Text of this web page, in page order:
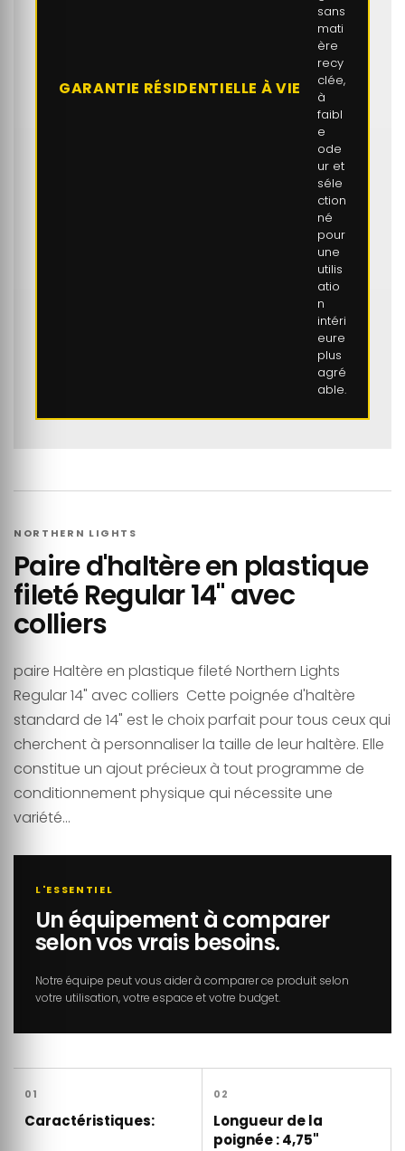
GARANTIE RÉSIDENTIELLE À VIE
sans
mati
ère
recy
clée,
à
faibl
e
ode
ur et
séle
ction
né
pour
une
utilis
atio
n
intéri
eure
plus
agré
able.
NORTHERN LIGHTS
Paire d'haltère en plastique
fileté Regular 14" avec
colliers
paire Haltère en plastique fileté Northern Lights
Regular 14" avec colliers Cette poignée d'haltère
standard de 14" est le choix parfait pour tous ceux qui
cherchent à personnaliser la taille de leur haltère. Elle
constitue un ajout précieux à tout programme de
conditionnement physique qui nécessite une
variété...
L'ESSENTIEL
Un équipement à comparer
selon vos vrais besoins.
Notre équipe peut vous aider à comparer ce produit selon
votre utilisation, votre espace et votre budget.
01
Caractéristiques:
02
Longueur de la
poignée : 4,75"